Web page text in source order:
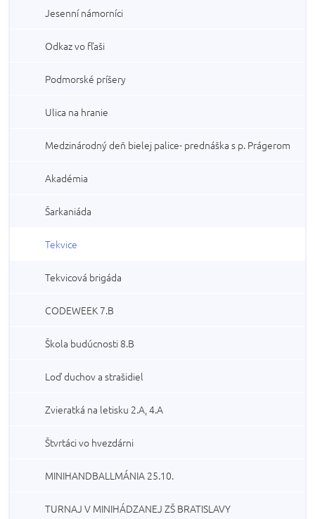
Jesenní námorníci
Odkaz vo fľaši
Podmorské príšery
Ulica na hranie
Medzinárodný deň bielej palice- prednáška s p. Prágerom
Akadémia
Šarkaniáda
Tekvice
Tekvicová brigáda
CODEWEEK 7.B
Škola budúcnosti 8.B
Loď duchov a strašidiel
Zvieratká na letisku 2.A, 4.A
Štvrtáci vo hvezdárni
MINIHANDBALLMÁNIA 25.10.
TURNAJ V MINIHÁDZANEJ ZŠ BRATISLAVY